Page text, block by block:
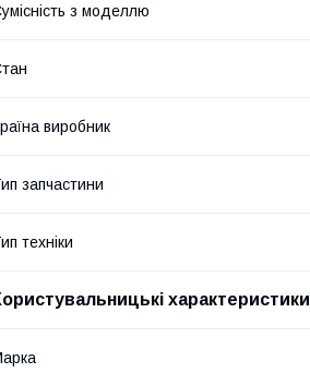
з моделлю
виробник
запчастини
техніки
характеристики